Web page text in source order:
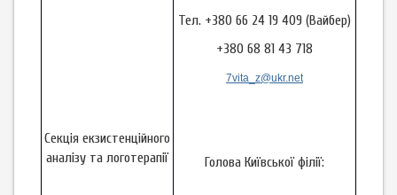
Секція екзистенційного
аналізу та логотерапії
Тел. +380 66 24 19 409 (Вайбер)
+380 68 81 43 718
7vita_z@ukr.net
Голова Київської філії: